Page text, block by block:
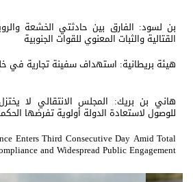
بن لسود: الفارق بين حادثتي الخشعة
القتالية والثبات المعنوي للقوات الجنوبية
هيئة بريطانية: استهداف سفينة تجارية في
هاني بن بريك: المجلس الانتقالي لا
للوصول لاستعادة الدولة أولوية تفرضها
Enters Third Consecutive Day Amid Total
and Widespread Public Engagement.